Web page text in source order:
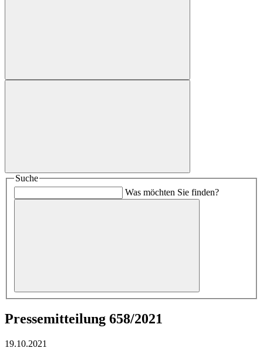
Suche
Was möchten Sie finden?
Pressemitteilung 658/2021
19.10.2021